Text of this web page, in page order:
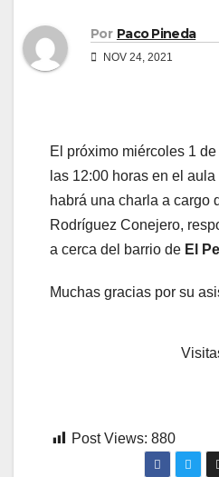
Por Paco Pineda
NOV 24, 2021
El próximo miércoles 1
las 12:00 horas en el
habrá una charla a cargo
Rodríguez Conejero,
a cerca del barrio de El
Muchas gracias por su
Post Views: 880